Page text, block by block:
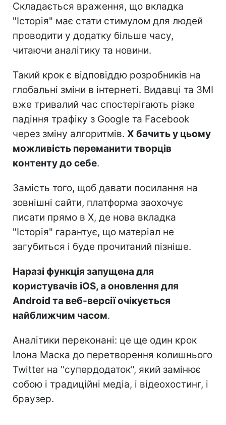
Складається враження, що вкладка
"Історія" має стати стимулом для людей
проводити у додатку більше часу,
читаючи аналітику та новини.
Такий крок є відповіддю розробників на
глобальні зміни в інтернеті. Видавці та ЗМІ
вже тривалий час спостерігають різке
падіння трафіку з Google та Facebook
через зміну алгоритмів. X бачить у цьому
можливість переманити творців
контенту до себе.
Замість того, щоб давати посилання на
зовнішні сайти, платформа заохочує
писати прямо в X, де нова вкладка
"Історія" гарантує, що матеріал не
загубиться і буде прочитаний пізніше.
Наразі функція запущена для
користувачів iOS, а оновлення для
Android та веб-версії очікується
найближчим часом.
Аналітики переконані: це ще один крок
Ілона Маска до перетворення колишнього
Twitter на "супердодаток", який замінює
собою і традиційні медіа, і відеохостинг, і
браузер.